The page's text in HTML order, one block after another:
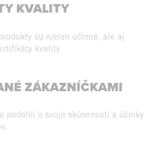
KVALITY
sú nielen účinné, ale aj
kvality.
ZÁKAZNÍČKAMI
podelili o svoje skúsenosti a účinky